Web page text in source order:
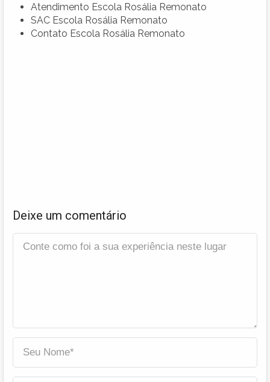
Atendimento Escola Rosália Remonato
SAC Escola Rosália Remonato
Contato Escola Rosália Remonato
Deixe um comentário